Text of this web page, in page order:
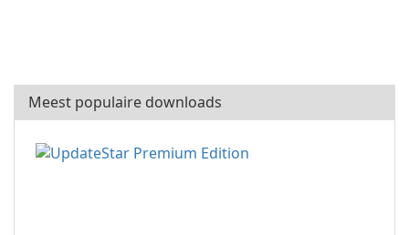
Meest populaire downloads